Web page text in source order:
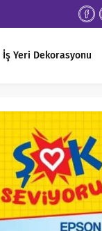
İş Yeri Dekorasyonu